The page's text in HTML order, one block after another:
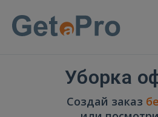
Уборка
Создай заказ